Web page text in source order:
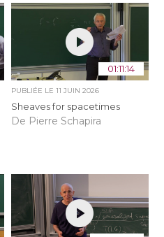
01:11:14
PUBLIÉE LE 11 JUIN 2026
Sheaves for spacetimes
De Pierre Schapira